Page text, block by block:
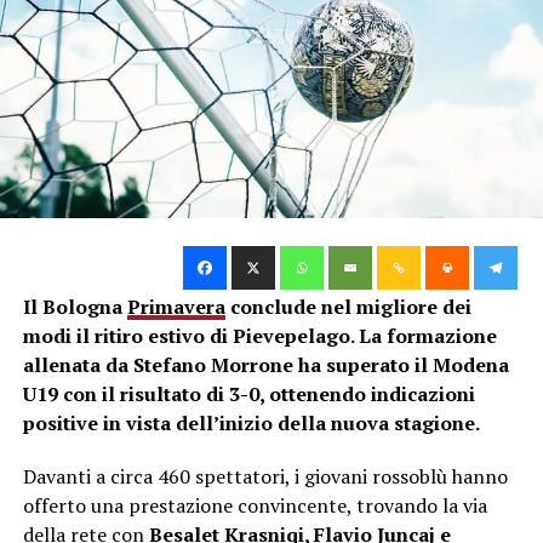
per Stefano Morrone, che sta iniziando a delineare la
squadra in vista dei primi appuntamenti ufficiali della
stagione 2026-2027.
La gara contro la Reggiana è stata infatti il
preparazioneverso l’esordio in campionato, fissato per
domenica 23 agosto contro l’Atalanta. Il Bologna avrà
ancora alcune settimane per migliorare la propria
condizione e perfezionare i meccanismi di gioco.
Primavera, due nuove amichevoli
contro Fiorentina e Cesena
Il programma precampionato del Bologna Primavera
proseguirà con altri due incontri molto ravvicinati.
Venerdì 7 agosto, alle ore 18, i rossoblù saranno
impegnati alViola Park di Bagno a Ripolicontro la
Fiorentina Under 20.
Il BolognaPrimaveraconclude nel migliore dei
modi il ritiro estivo di Pievepelago. La formazione
allenata da Stefano Morrone ha superato il Modena
U19 con il risultato di 3-0, ottenendo indicazioni
positive in vista dell’inizio della nuova stagione.
Davanti a circa 460 spettatori, i giovani rossoblù hanno
offerto una prestazione convincente, trovando la via
della rete conBesalet Krasniqi, Flavio Juncaj e